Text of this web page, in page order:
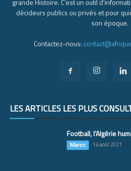
décideurs publics ou privés et pour
son époque.
Contactez-nous:
LES ARTICLES LES PLUS
Football, l’Algérie
Maroc 14 août 2021